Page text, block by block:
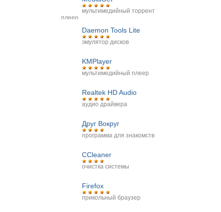
мультимедийный торрент
плеер
Daemon Tools Lite
эмулятор дисков
KMPlayer
мультимедийный плеер
Realtek HD Audio
аудио драйвера
Друг Вокруг
программа для знакомств
CCleaner
очистка системы
Firefox
прикольный браузер